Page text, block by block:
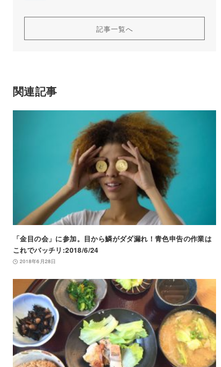
記事一覧へ
関連記事
「金目の会」に参加。目から鱗がダダ漏れ！青色申告の作業は
これでバッチリ:2018/6/24
2018年6月28日